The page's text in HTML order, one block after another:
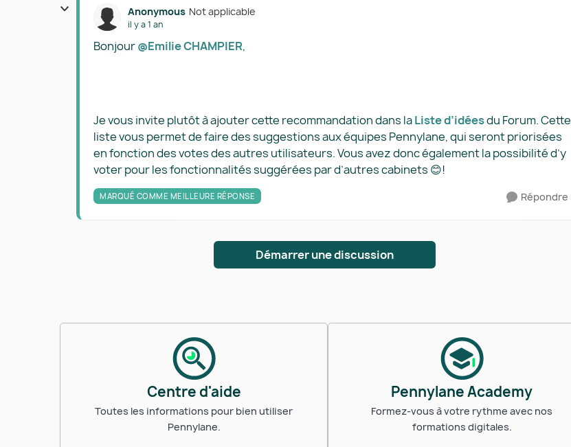
Anonymous Not applicable
il y a 1 an
Bonjour ​@Emilie CHAMPIER,
Je vous invite plutôt à ajouter cette recommandation dans laListe d’idéesdu Forum. Cette
liste vous permet de faire des suggestions aux équipes Pennylane, qui seront priorisées
en fonction des votes des autres utilisateurs. Vous avez donc également la possibilité d’y
voter pour les fonctionnalités suggérées par d’autres cabinets 😊!
MARQUÉ COMME MEILLEURE RÉPONSE Répondre
Démarrer une discussion
Centre d'aide
Toutes les informations pour bien utiliser
Pennylane.
Pennylane Academy
Formez-vous à votre rythme avec nos
formations digitales.